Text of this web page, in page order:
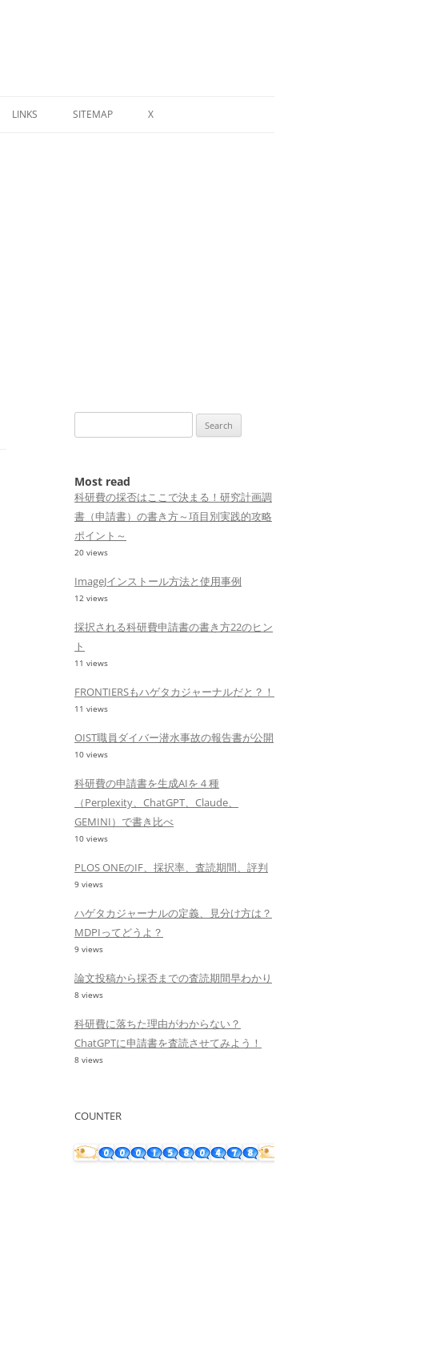
LINKS SITEMAP X
for:
Most read
科研費の採否はここで決まる！研究計画調
書（申請書）の書き方～項目別実践的攻略
ポイント～
20 views
ImageJインストール方法と使用事例
12 views
採択される科研費申請書の書き方22のヒン
ト
11 views
FRONTIERSもハゲタカジャーナルだと？！
11 views
OIST職員ダイバー潜水事故の報告書が公開
10 views
科研費の申請書を生成AIを４種
（Perplexity、ChatGPT、Claude、
GEMINI）で書き比べ
10 views
PLOS ONEのIF、採択率、査読期間、評判
9 views
ハゲタカジャーナルの定義、見分け方は？
MDPIってどうよ？
9 views
論文投稿から採否までの査読期間早わかり
8 views
科研費に落ちた理由がわからない？
ChatGPTに申請書を査読させてみよう！
8 views
COUNTER